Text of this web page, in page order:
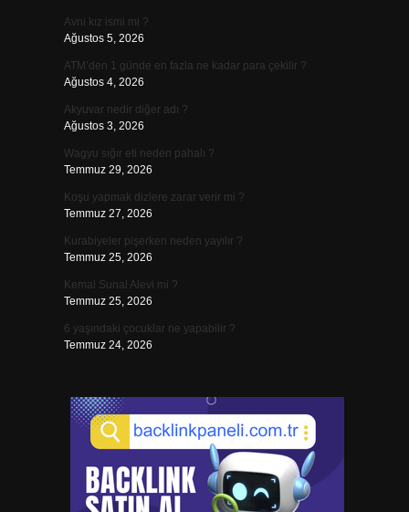
Avni kız ismi mi ?
Ağustos 5, 2026
ATM’den 1 günde en fazla ne kadar para çekilir ?
Ağustos 4, 2026
Akyuvar nedir diğer adı ?
Ağustos 3, 2026
Wagyu sığır eti neden pahalı ?
Temmuz 29, 2026
Koşu yapmak dizlere zarar verir mi ?
Temmuz 27, 2026
Kurabiyeler pişerken neden yayılır ?
Temmuz 25, 2026
Kemal Sunal Alevi mi ?
Temmuz 25, 2026
6 yaşındaki çocuklar ne yapabilir ?
Temmuz 24, 2026